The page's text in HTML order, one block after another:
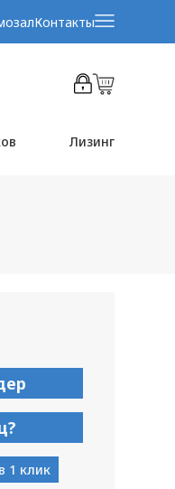
Контакты
Лизинг
1 клик